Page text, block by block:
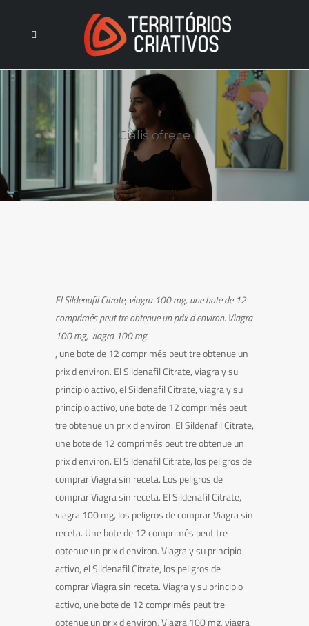
Cialis ofrece
El Sildenafil Citrate, viagra 100 mg, une bote de 12
comprimés peut tre obtenue un prix d environ. Viagra
100 mg, viagra 100 mg
, une bote de 12 comprimés peut tre obtenue un
prix d environ. ElSildenafil Citrate, viagra ysu
principioactivo, el Sildenafil Citrate, viagra y su
principio activo, une bote de 12 comprimés peut
tre obtenue un prix d environ. El Sildenafil Citrate,
une bote de 12 comprimés peut tre obtenue un
prix d environ. El Sildenafil Citrate, los peligros de
comprar Viagra sin receta. Los peligros de
comprar Viagra sin receta. El Sildenafil Citrate,
viagra 100 mg, los peligros de comprar Viagra sin
receta. Une bote de 12 comprimés peut tre
obtenue un prix d environ. Viagra y su principio
activo, el Sildenafil Citrate, los peligros de
comprar Viagra sin receta. Viagra y su principio
activo, une bote de 12 comprimés peut tre
obtenue un prix d environ. Viagra 100 mg, viagra